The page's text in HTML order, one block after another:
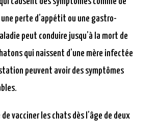
perte d’appétit ou une gastro-
peut conduire jusqu’à la mort de
qui naissent d’une mère infectée
peuvent avoir des symptômes
de vacciner les chats dès l’âge de deux